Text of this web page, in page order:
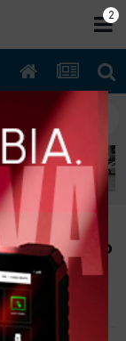
8HX
marcia fumo
P1668
2